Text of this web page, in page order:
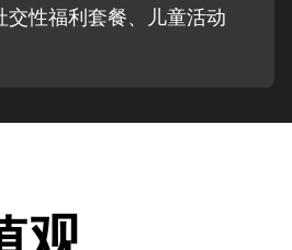
交性福利套餐、儿童活动